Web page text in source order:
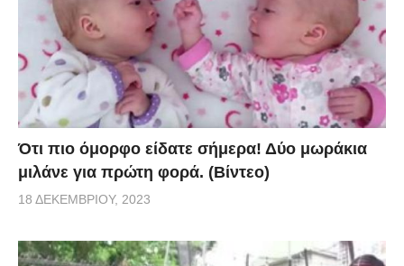
Ότι πιο όμορφο είδατε σήμερα! Δύο μωράκια
μιλάνε για πρώτη φορά. (Βίντεο)
18 ΔΕΚΕΜΒΡΊΟΥ, 2023